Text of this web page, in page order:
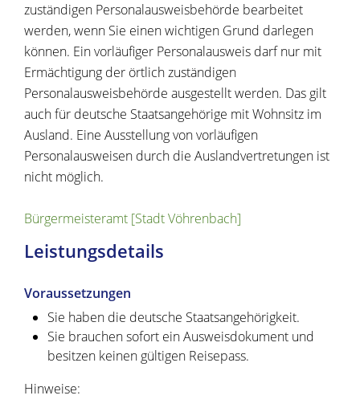
zuständigen Personalausweisbehörde bearbeitet
werden, wenn Sie einen wichtigen Grund darlegen
können. Ein vorläufiger Personalausweis darf nur mit
Ermächtigung der örtlich zuständigen
Personalausweisbehörde ausgestellt werden. Das gilt
auch für deutsche Staatsangehörige mit Wohnsitz im
Ausland. Eine Ausstellung von vorläufigen
Personalausweisen durch die Auslandvertretungen ist
nicht möglich.
Bürgermeisteramt [Stadt Vöhrenbach]
Leistungsdetails
Voraussetzungen
Sie haben die deutsche Staatsangehörigkeit.
Sie brauchen sofort ein Ausweisdokument und
besitzen keinen gültigen Reisepass.
Hinweise: